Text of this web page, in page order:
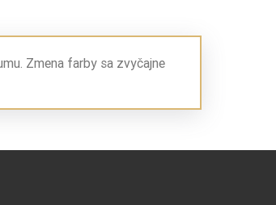
Zmena farby sa zvyčajne